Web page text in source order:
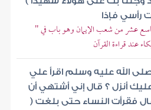
رأسي فإذا
عشر من شعب الإيمان وهو باب في "
عند قراءة القرآن
الله عليه وسلم اقرأ علي
أنزل ؟ قال إني أشتهي أن
فقرأت النساء حتى بلغت (